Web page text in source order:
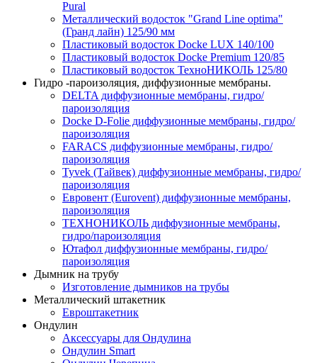
Pural
Металлический водосток "Grand Line optima"
(Гранд лайн) 125/90 мм
Пластиковый водосток Docke LUX 140/100
Пластиковый водосток Docke Premium 120/85
Пластиковый водосток ТехноНИКОЛЬ 125/80
Гидро -пароизоляция, диффузионные мембраны.
DELTA диффузионные мембраны, гидро/
пароизоляция
Docke D-Folie диффузионные мембраны, гидро/
пароизоляция
FARACS диффузионные мембраны, гидро/
пароизоляция
Tyvek (Тайвек) диффузионные мембраны, гидро/
пароизоляция
Евровент (Eurovent) диффузионные мембраны,
пароизоляция
ТЕХНОНИКОЛЬ диффузионные мембраны,
гидро/пароизоляция
Ютафол диффузионные мембраны, гидро/
пароизоляция
Дымник на трубу
Изготовление дымников на трубы
Металлический штакетник
Евроштакетник
Ондулин
Аксессуары для Ондулина
Ондулин Smart